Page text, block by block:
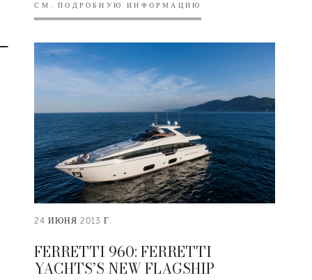
СМ. ПОДРОБНУЮ ИНФОРМАЦИЮ
24 ИЮНЯ 2013 Г.
FERRETTI 960: FERRETTI
YACHTS’S NEW FLAGSHIP